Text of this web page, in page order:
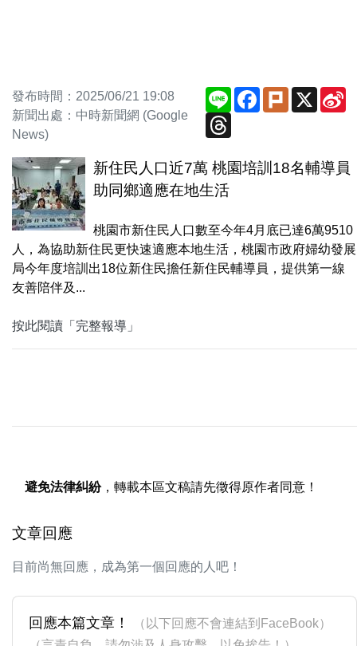
發布時間：2025/06/21 19:08
新聞出處：中時新聞網 (Google
News)
Line Facebook
PlurkX
Threads
新住民人口近7萬 桃園培訓18名輔導員
助同鄉適應在地生活
桃園市新住民人口數至今年4月底已達6萬9510
人，為協助新住民更快速適應本地生活，桃園市政府婦幼發展
局今年度培訓出18位新住民擔任新住民輔導員，提供第一線
友善陪伴及...
按此閱讀「完整報導」
避免法律糾紛，轉載本區文稿請先徵得原作者同意！
文章回應
目前尚無回應，成為第一個回應的人吧！
回應本篇文章！
（以下回應不會連結到FaceBook）